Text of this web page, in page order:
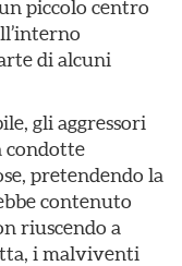
piccolo centro
di alcuni
gli aggressori
condotte
pretendendo la
contenuto
riuscendo a
i malviventi